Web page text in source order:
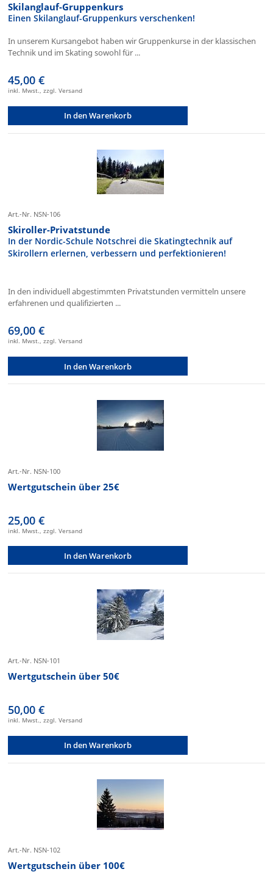
Skilanglauf-Gruppenkurs
Einen Skilanglauf-Gruppenkurs verschenken!
In unserem Kursangebot haben wir Gruppenkurse in der klassischen
Technik und im Skating sowohl für ...
45,00 €
inkl. Mwst., zzgl. Versand
In den Warenkorb
Art.-Nr. NSN-106
Skiroller-Privatstunde
In der Nordic-Schule Notschrei die Skatingtechnik auf
Skirollern erlernen, verbessern und perfektionieren!
In den individuell abgestimmten Privatstunden vermitteln unsere
erfahrenen und qualifizierten ...
69,00 €
inkl. Mwst., zzgl. Versand
In den Warenkorb
Art.-Nr. NSN-100
Wertgutschein über 25€
25,00 €
inkl. Mwst., zzgl. Versand
In den Warenkorb
Art.-Nr. NSN-101
Wertgutschein über 50€
50,00 €
inkl. Mwst., zzgl. Versand
In den Warenkorb
Art.-Nr. NSN-102
Wertgutschein über 100€